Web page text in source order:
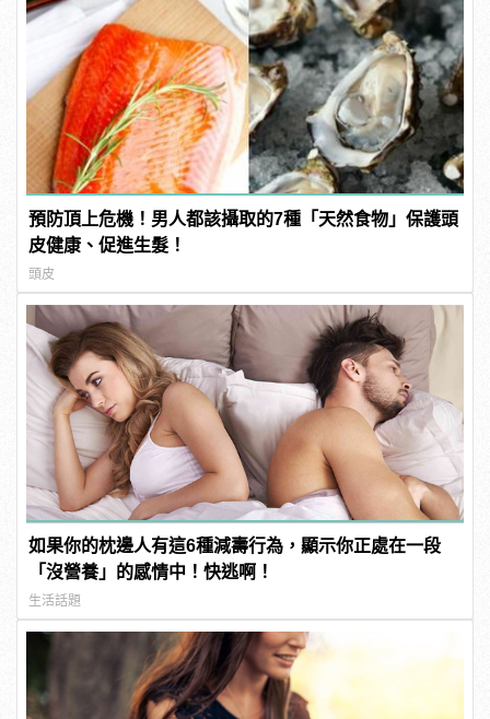
預防頂上危機！男人都該攝取的7種「天然食物」保護頭
皮健康、促進生髮！
頭皮
如果你的枕邊人有這6種減壽行為，顯示你正處在一段
「沒營養」的感情中！快逃啊！
生活話題